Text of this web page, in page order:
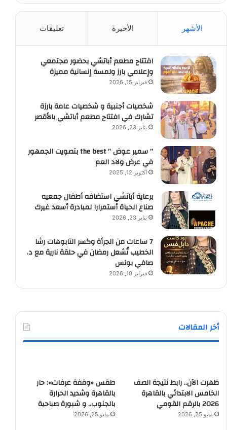
الأشهر الأخيرة تعليقات
افتتاح مطعم أباتشي بحضور مجتمعي
وإعلامي بارز ولمسة إنسانية مميزة
فبراير 15, 2026
شخصيات أجنبية و شخصيات عامة بارزة
تشارك في افتتاح مطعم أباتشي بالأقصر
يناير 23, 2026
” سمير عوض ” the best بتصويت الجمهور
في عرض ولاد العم
أكتوبر 12, 2025
برعاية أباتشي استضافه أطفال جمعيه
صناع الحياة أستمرارا لمبادرة أسعد غيرك
يناير 23, 2026
7 ساعات من الجرأة وكسر التابوهات رشا
الخطيب تُشعل رمضان في حلقة نارية مع د.
صافي يونس
فبراير 10, 2026
أخر المقالات
ظهرت الآن.. رابط نتيجة الصف
الخامس الابتدائي بالقاهرة
2026 بالرقم القومي
مايو 25, 2026
طقس «وقفة عرفات»: حار
بالقاهرة وشديد الحرارة
بالجنوب.. و شبورة صباحية
مايو 25, 2026